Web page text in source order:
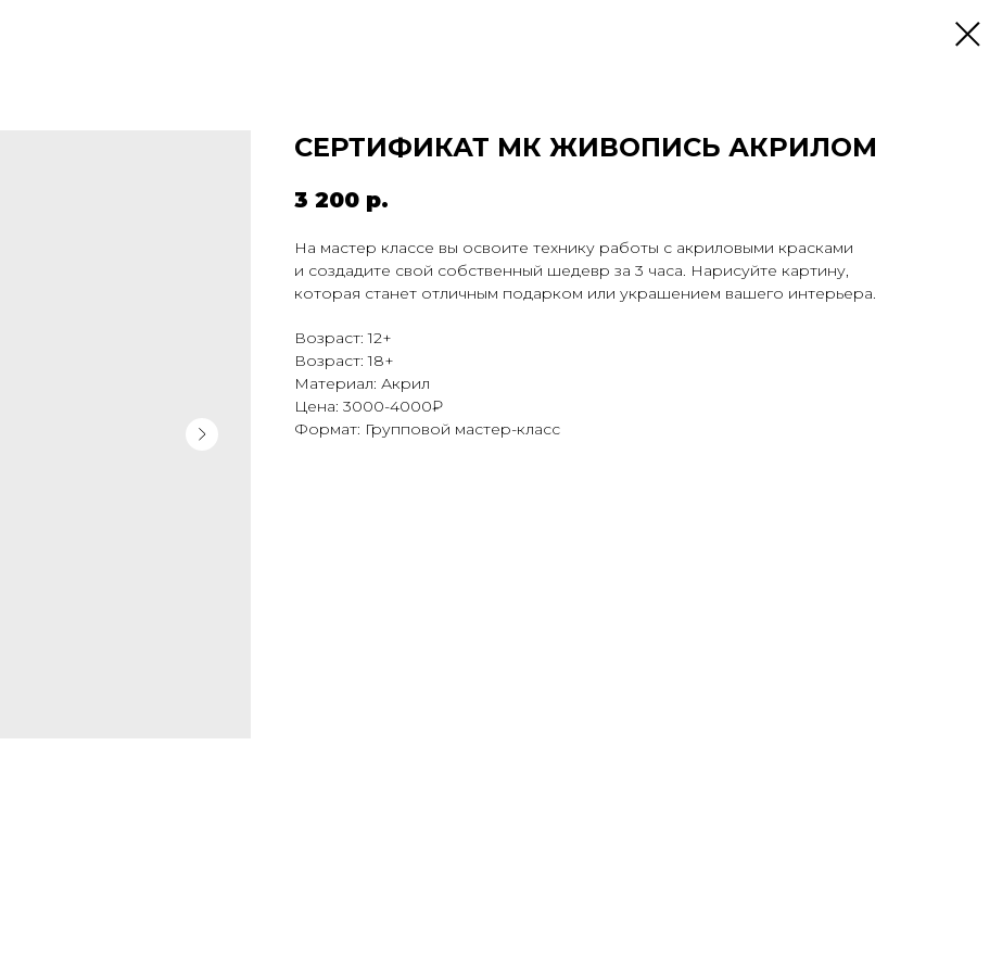
СЕРТИФИКАТ МК ЖИВОПИСЬ АКРИЛОМ
3 200 р.
На мастер классе вы освоите технику работы с акриловыми красками
и создадите свой собственный шедевр за 3 часа. Нарисуйте картину,
которая станет отличным подарком или украшением вашего интерьера.
Возраст: 12+
Возраст: 18+
Материал: Акрил
Цена: 3000-4000₽
Формат: Групповой мастер-класс